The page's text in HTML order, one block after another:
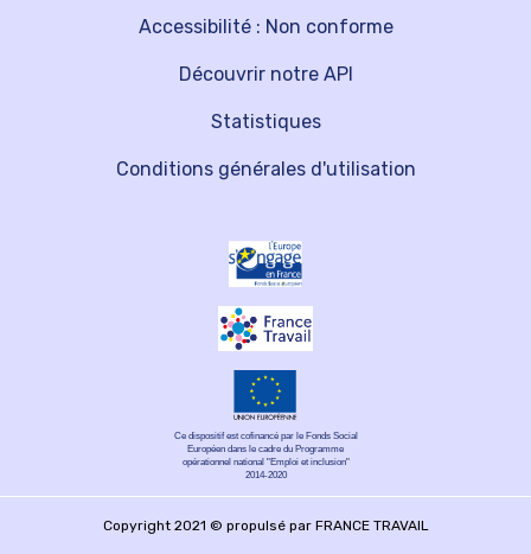
Découvrir notre API
Statistiques
Accessibilité : Non conforme
Conditions générales d'utilisation
Ce dispositif est cofinancé par le Fonds Social
Européen dans le cadre du Programme
opérationnel national "Emploi et inclusion"
2014-2020
Copyright 2021 © propulsé par FRANCE TRAVAIL